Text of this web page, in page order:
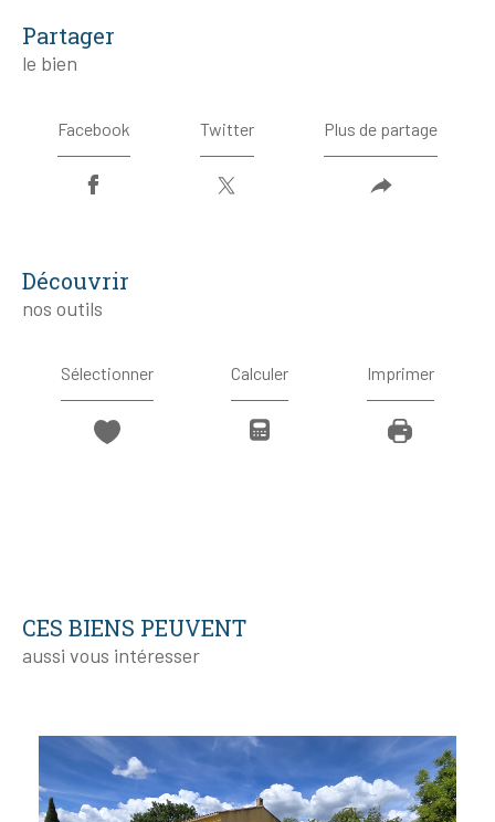
partager
le bien
Facebook Twitter Plus de partage
découvrir
nos outils
Sélectionner Calculer Imprimer
CES BIENS PEUVENT
aussi vous intéresser